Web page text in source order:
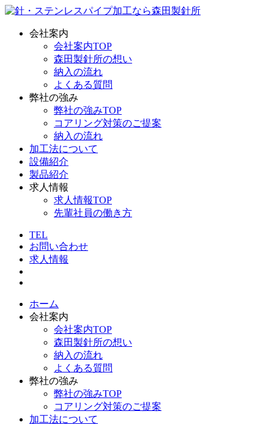
会社案内
会社案内TOP
森田製針所の想い
納入の流れ
よくある質問
弊社の強み
弊社の強みTOP
コアリング対策のご提案
納入の流れ
加工法について
設備紹介
製品紹介
求人情報
求人情報TOP
先輩社員の働き方
TEL
お問い合わせ
求人情報
ホーム
会社案内
会社案内TOP
森田製針所の想い
納入の流れ
よくある質問
弊社の強み
弊社の強みTOP
コアリング対策のご提案
加工法について